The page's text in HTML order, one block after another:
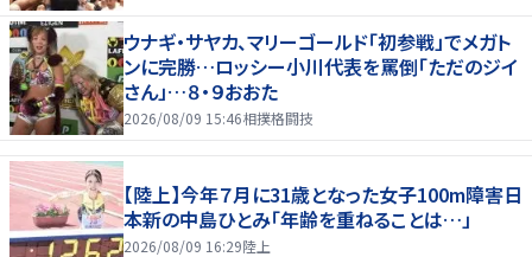
ウナギ・サヤカ、マリーゴールド「初参戦」でメガト
ンに完勝…ロッシー小川代表を罵倒「ただのジイ
さん」…８・９おおた
2026/08/09 15:46相撲格闘技
【陸上】今年７月に31歳となった女子100m障害日
本新の中島ひとみ「年齢を重ねることは…」
2026/08/09 16:29陸上